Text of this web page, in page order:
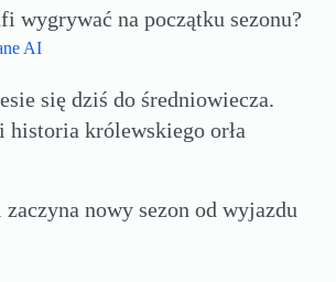
wygrywać na początku sezonu?
się dziś do średniowiecza.
królewskiego orła
nowy sezon od wyjazdu